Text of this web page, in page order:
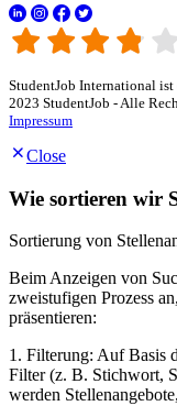
StudentJob International
2023 StudentJob - Alle
Impressum
Close
Wie sortieren wir
Sortierung von
Beim Anzeigen von
zweistufigen Prozess
präsentieren:
1. Filterung: Auf Basis
Filter (z. B. Stichwort,
werden